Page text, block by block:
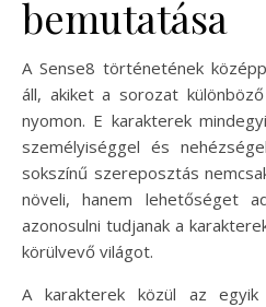
bemutatása
A Sense8 történetének
áll, akiket a sorozat
nyomon. E karakterek
személyiséggel és
sokszínű szereposztás
növeli, hanem lehetőséget
azonosulni tudjanak a
körülvevő világot.
A karakterek közül az egyik